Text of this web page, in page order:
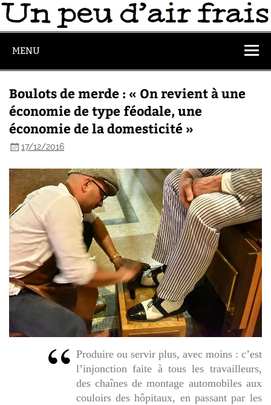
MENU
Boulots de merde : « On revient à une
économie de type féodale, une
économie de la domesticité »
17/12/2016
Produire ou servir plus, avec moins : c’est
l’injonction faite à tous les travailleurs,
des chaînes de montage automobiles aux
couloirs des hôpitaux, en passant par les